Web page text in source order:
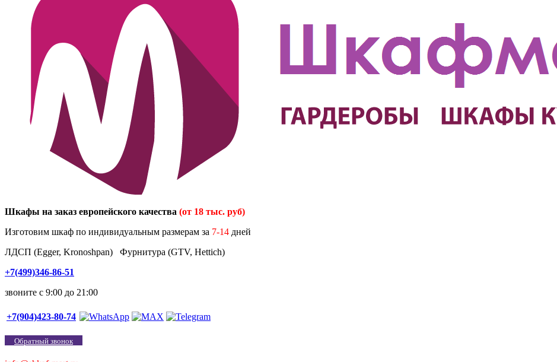
Шкафы на заказ европейского качества (от 18 тыс. руб)
Изготовим шкаф по индивидуальным размерам за 7-14 дней
ЛДСП (Egger, Kronoshpan) Фурнитура (GTV, Hettich)
+7(499)346-86-51
звоните с 9:00 до 21:00
+7(904)423-80-74
Обратный звонок